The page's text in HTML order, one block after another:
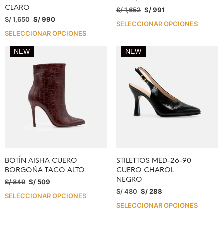
CLARO
S/1,650 S/990
SELECCIONAR OPCIONES
S/1,652 S/991
SELECCIONAR OPCIONES
NEW
BOTÍN AISHA CUERO
BORGOÑA TACO ALTO
S/849 S/ 509
SELECCIONAR OPCIONES
NEW
STILETTOS MED-26-90
CUERO CHAROL
NEGRO
S/480 S/288
SELECCIONAR OPCIONES